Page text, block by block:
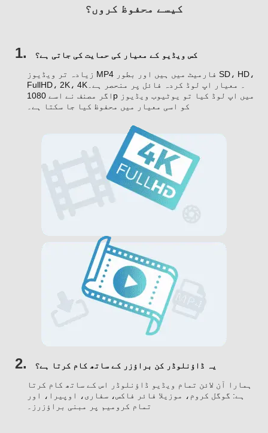
کیسے محفوظ کروں؟
1.
کس ویڈیو کے معیار کی حمایت کی جاتی ہے؟
زیادہ تر ویڈیوز MP4 فارمیٹ میں ہیں اور بطور SD، HD،
FullHD، 2K، 4K۔ معیار اپ لوڈ کردہ فائل پر منحصر ہے۔
اگر مصنف نے اسے 1080p میں اپ لوڈ کیا تو یوٹیوب ویڈیوز
کو اسی معیار میں محفوظ کیا جا سکتا ہے۔
2.
یہ ڈاؤنلوڈر کن براؤزر کے ساتھ کام کرتا ہے؟
ہمارا آن لائن تمام ویڈیو ڈاؤنلوڈر اس کے ساتھ کام کرتا
ہے: گوگل کروم، موزیلا فائر فاکس، سفاری، اوپیرا، اور
تمام کرومیم پر مبنی براؤزرز۔